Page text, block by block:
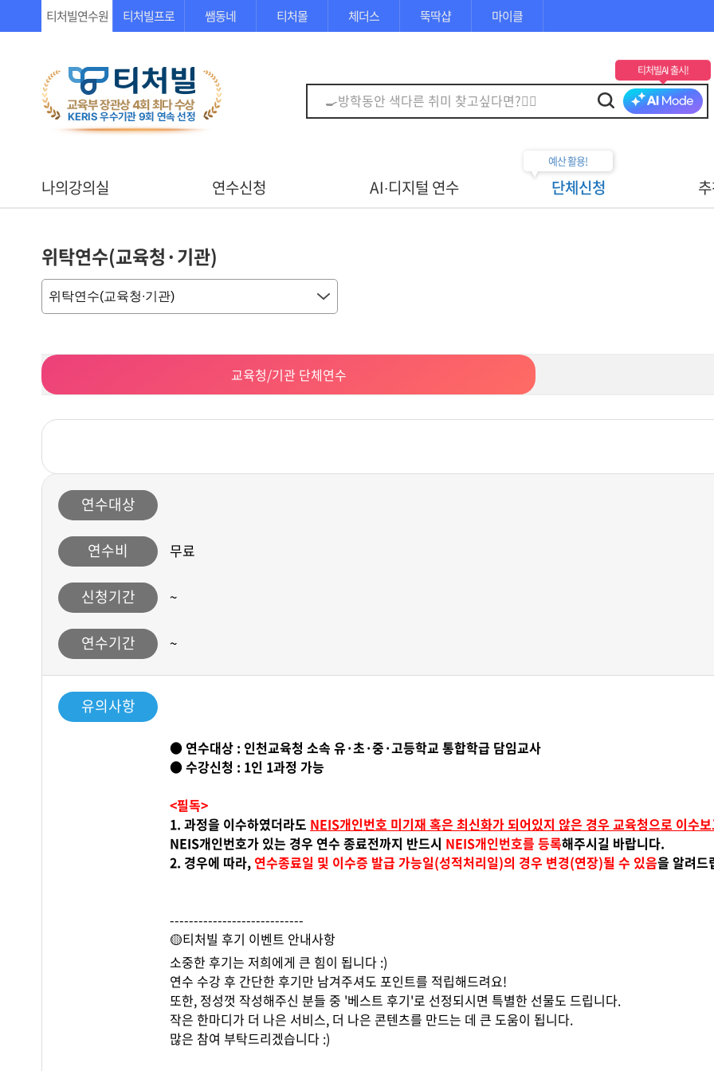
티처빌연수원 티처빌프로 쌤동네 티처몰 체더스 뚝딱샵 마이클
티처빌AI 출시!
나의강의실 연수신청 AI∙디지털 연수
예산 활용!
단체신청
위탁연수(교육청·기관)
교육청/기관 단체연수
연수대상
연수비 무료
신청기간 ~
연수기간 ~
유의사항
● 연수대상 : 인천교육청 소속 유·초·중·고등학교 통합학급 담임교사
● 수강신청 : 1인 1과정 가능
<필독>
1. 과정을 이수하였더라도 NEIS개인번호 미기재 혹은 최신화가 되어있지 않은 경우 교육청으로 이수
NEIS개인번호가 있는 경우 연수 종료전까지 반드시 NEIS개인번호를 등록해주시길 바랍니다.
2. 경우에 따라, 연수종료일 및 이수증 발급 가능일(성적처리일)의 경우 변경(연장)될 수 있음을 알려드
----------------------------
🟡티처빌 후기 이벤트 안내사항
소중한 후기는 저희에게 큰 힘이 됩니다 :)
연수 수강 후 간단한 후기만 남겨주셔도 포인트를 적립해드려요!
또한, 정성껏 작성해주신 분들 중 '베스트 후기'로 선정되시면 특별한 선물도 드립니다.
작은 한마디가 더 나은 서비스, 더 나은 콘텐츠를 만드는 데 큰 도움이 됩니다.
많은 참여 부탁드리겠습니다 :)